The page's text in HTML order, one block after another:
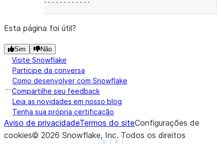
------------
Esta página foi útil?
Sim Não
Visite Snowflake
Participe da conversa
Como desenvolver com Snowflake
Compartilhe seu feedback
Leia as novidades em nosso blog
Tenha sua própria certificação
Aviso de privacidadeTermos do siteConfigurações de
cookies© 2026 Snowflake, Inc. Todos os direitos